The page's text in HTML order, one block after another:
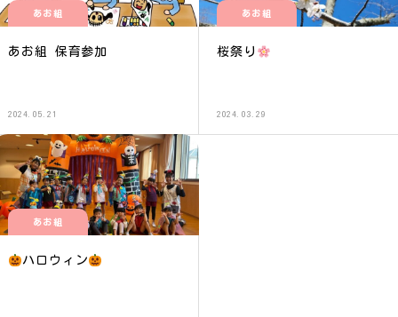
あお組
あお組 保育参加
2024.05.21
あお組
桜祭り
2024.03.29
あお組
ハロウィン